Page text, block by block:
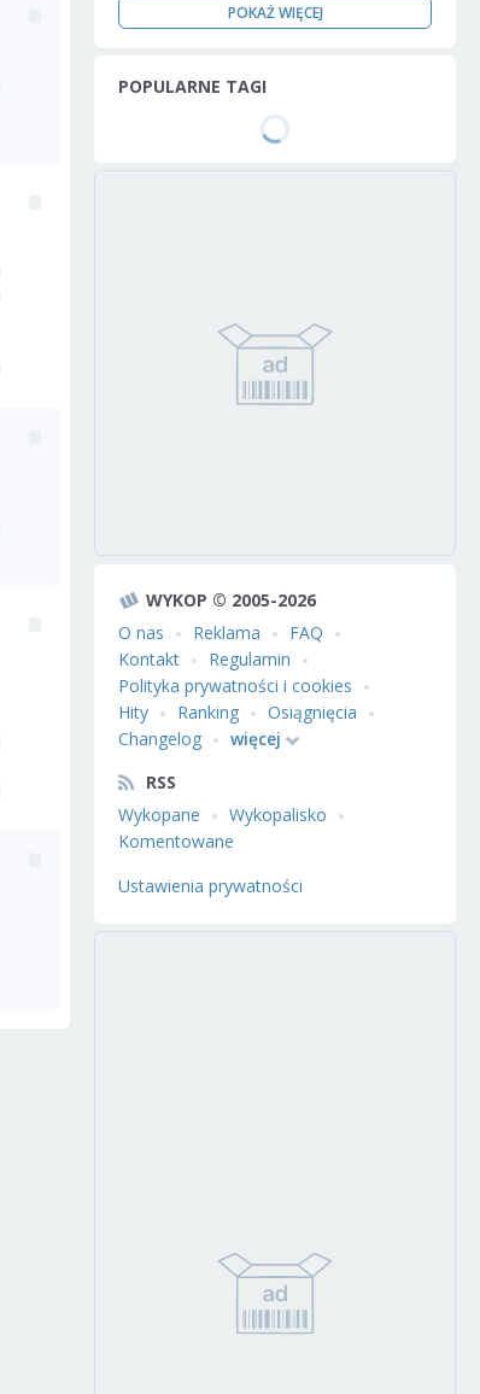
POKAŻ WIĘCEJ
POPULARNE TAGI
WYKOP © 2005-2026
O nas
Reklama
FAQ
Kontakt
Regulamin
Polityka prywatności i cookies
Hity
Ranking
Osiągnięcia
Changelog
więcej
RSS
Wykopane
Wykopalisko
Komentowane
Ustawienia prywatności